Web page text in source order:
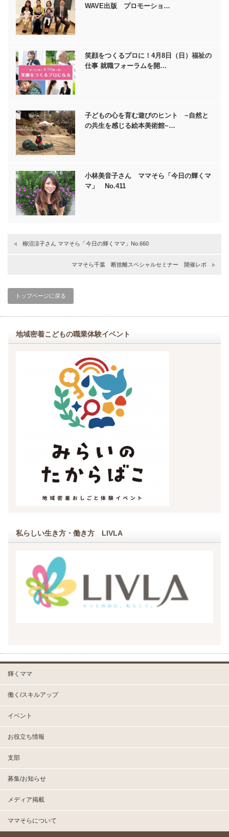
WAVE出版 プロモーショ…
笑顔をつくるプロに！4月8日（日）福祉の
仕事 就職フォーラムを開…
子どもの心を育む遊びのヒント ~自然と
の共生を感じる絵本美術館~…
小林美音子さん ママそら「今日の輝くマ
マ」 No.411
柳沼涼子さん ママそら「今日の輝くママ」No.660
ママそら千葉 断捨離スペシャルセミナー 開催レポ
トップページに戻る
地域密着こどもの職業体験イベント
私らしい生き方・働き方 LIVLA
輝くママ
働く/スキルアップ
イベント
お役立ち情報
支部
募集/お知らせ
メディア掲載
ママそらについて